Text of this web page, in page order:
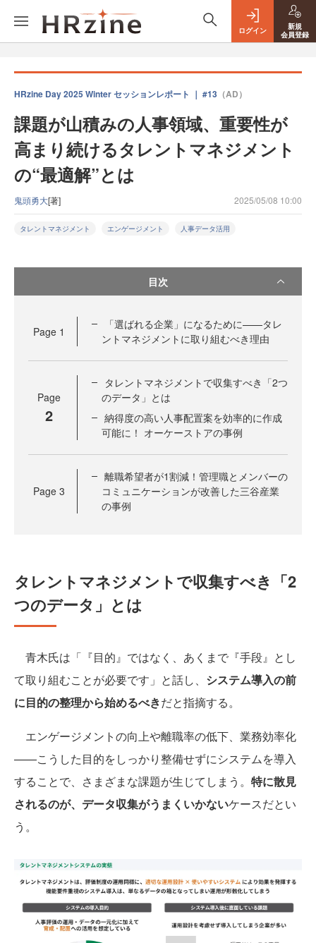
ログイン
新規
会員登録
HRzine Day 2025 Winter セッションレポート ｜ #13 （AD）
課題が山積みの人事領域、重要性が
高まり続けるタレントマネジメント
の“最適解”とは
鬼頭勇大[著] 2025/05/08 10:00
タレントマネジメント エンゲージメント 人事データ活用
目次
Page 1
「選ばれる企業」になるために——タレ
ントマネジメントに取り組むべき理由
Page
2
タレントマネジメントで収集すべき「2つ
のデータ」とは
納得度の高い人事配置案を効率的に作成
可能に！ オーケーストアの事例
Page 3
離職希望者が1割減！管理職とメンバーの
コミュニケーションが改善した三谷産業
の事例
タレントマネジメントで収集すべき「2
つのデータ」とは
青木氏は「『目的』ではなく、あくまで『手段』とし
て取り組むことが必要です」と話し、 システム導入の前
に目的の整理から始めるべきだと指摘する。
エンゲージメントの向上や離職率の低下、業務効率化
——こうした目的をしっかり整備せずにシステムを導入
することで、さまざまな課題が生じてしまう。 特に散見
されるのが、データ収集がうまくいかないケースだとい
う。